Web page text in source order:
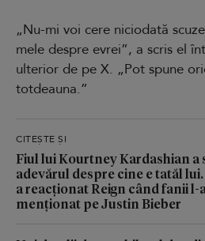
„Nu-mi voi cere niciodată
mele despre evrei”, a scris el
ulterior de pe X. „Pot spune
totdeauna.”
CITEȘTE ȘI
Fiul lui Kourtney Kardashian a
adevărul despre cine e tatăl
a reacționat Reign când fanii l-
menționat pe Justin Bieber